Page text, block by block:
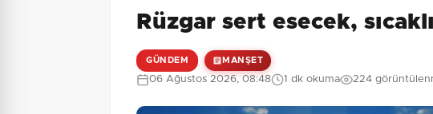
Güvenlik Sorusu: 1 + 5 = ?
Rüzgar sert esecek,
GÜNDEM MANŞET
06 Ağustos 2026, 08:48 1 dk okuma 224